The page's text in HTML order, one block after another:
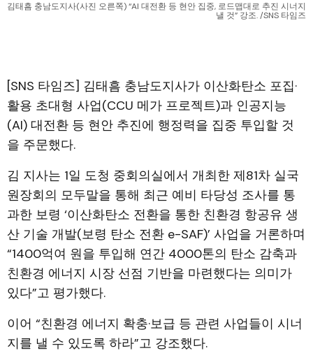
김태흠 충남도지사(사진 오른쪽) “AI 대전환 등 현안 집중, 로드맵대로 추진 시너지
낼 것” 강조. /SNS 타임즈
[SNS 타임즈] 김태흠 충남도지사가 이산화탄소 포집·
활용 초대형 사업(CCU 메가 프로젝트)과 인공지능
(AI) 대전환 등 현안 추진에 행정력을 집중 투입할 것
을 주문했다.
김 지사는 1일 도청 중회의실에서 개최한 제81차 실국
원장회의 모두말을 통해 최근 예비 타당성 조사를 통
과한 보령 ‘이산화탄소 전환을 통한 친환경 항공유 생
산 기술 개발(보령 탄소 전환 e-SAF)’ 사업을 거론하며
“1400억여 원을 투입해 연간 4000톤의 탄소 감축과
친환경 에너지 시장 선점 기반을 마련했다는 의미가
있다”고 평가했다.
이어 “친환경 에너지 확충·보급 등 관련 사업들이 시너
지를 낼 수 있도록 하라”고 강조했다.